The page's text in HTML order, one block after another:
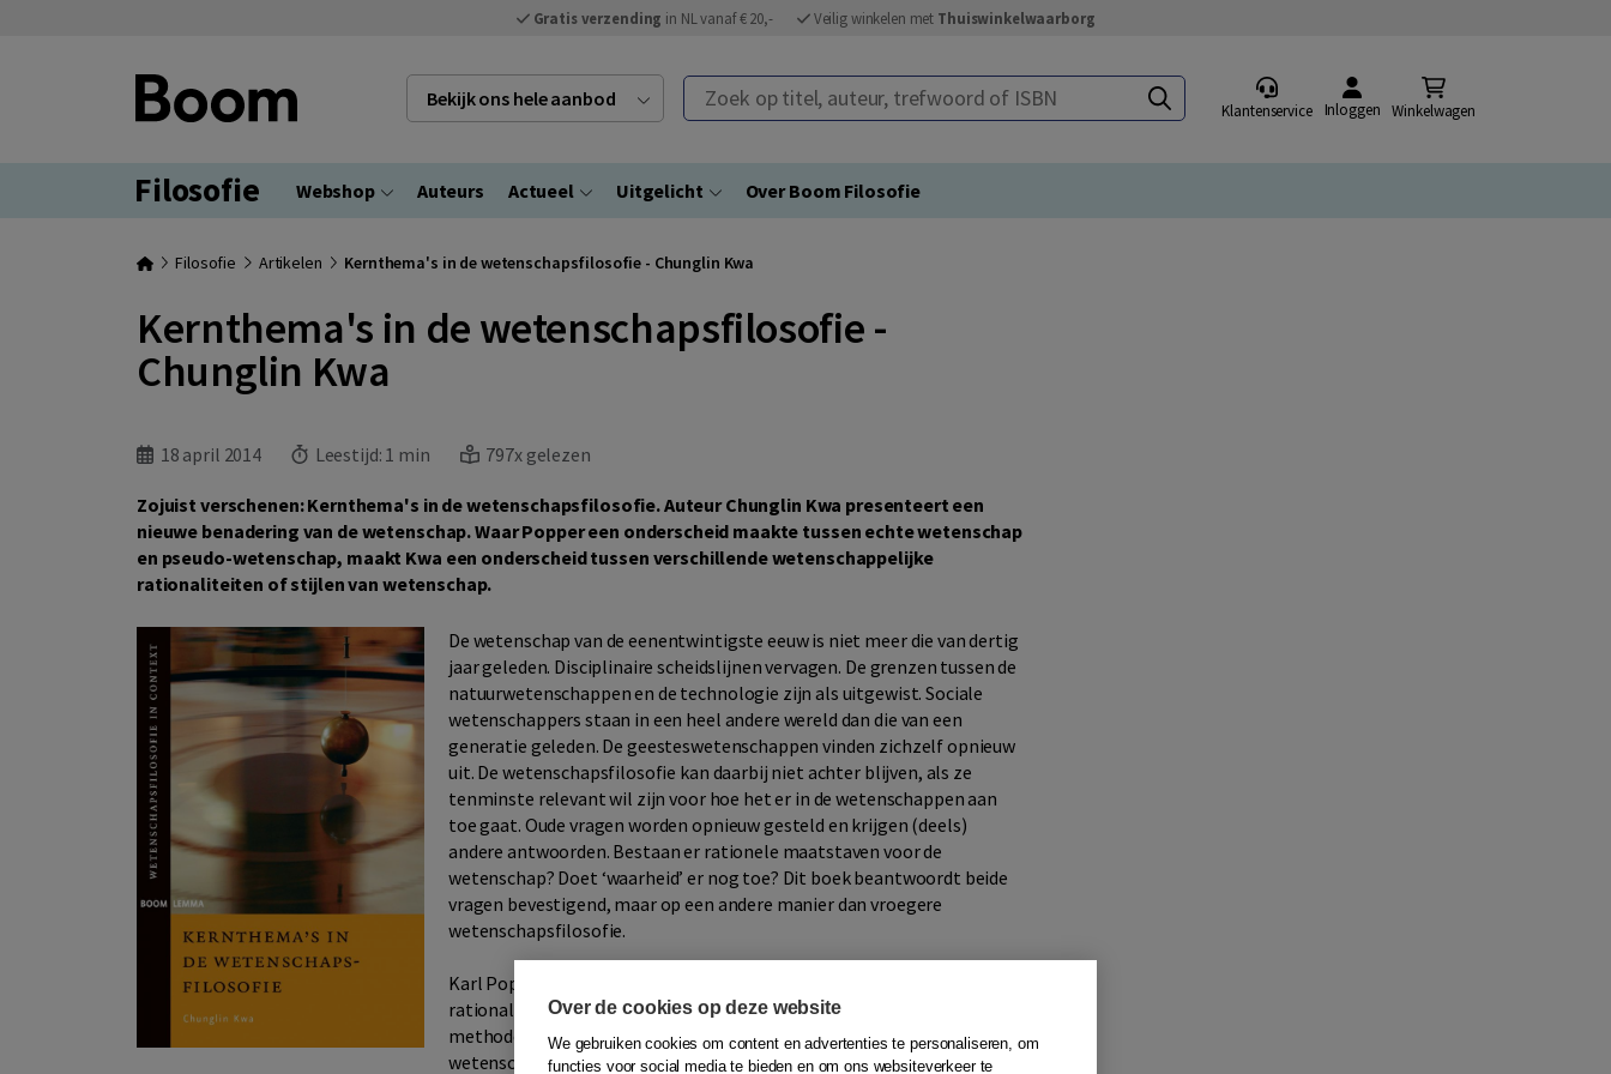
Gratis verzending in NL vanaf € 20,- Veilig winkelen met Thuiswinkelwaarborg
Bekijk ons hele aanbod Zoek op titel, auteur, trefwoord of ISBN
Klantenservice Inloggen Winkelwagen
Filosofie Webshop Auteurs Actueel Uitgelicht Over Boom Filosofie
Filosofie Artikelen Kernthema's in de wetenschapsfilosofie - Chunglin Kwa
Kernthema's in de wetenschapsfilosofie -
Chunglin Kwa
18 april 2014 Leestijd: 1 min 797x gelezen
Zojuist verschenen: Kernthema's in de wetenschapsfilosofie. Auteur Chunglin Kwa presenteert een
nieuwe benadering van de wetenschap. Waar Popper een onderscheid maakte tussen echte wetenschap
en pseudo-wetenschap, maakt Kwa een onderscheid tussen verschillende wetenschappelijke
rationaliteiten of stijlen van wetenschap.
De wetenschap van de eenentwintigste eeuw is niet meer die van dertig
jaar geleden. Disciplinaire scheidslijnen vervagen. De grenzen tussen de
natuurwetenschappen en de technologie zijn als uitgewist. Sociale
wetenschappers staan in een heel andere wereld dan die van een
generatie geleden. De geesteswetenschappen vinden zichzelf opnieuw
uit. De wetenschapsfilosofie kan daarbij niet achter blijven, als ze
tenminste relevant wil zijn voor hoe het er in de wetenschappen aan
toe gaat. Oude vragen worden opnieuw gesteld en krijgen (deels)
andere antwoorden. Bestaan er rationele maatstaven voor de
wetenschap? Doet ‘waarheid’ er nog toe? Dit boek beantwoordt beide
vragen bevestigend, maar op een andere manier dan vroegere
wetenschapsfilosofie.
Karl Popper, de grote wetenschapsfilosoof van de twintigste eeuw, zag
rationaliteit en waarheid belichaamd in ‘de’ wetenschappelijke
methode. Dit boek poneert het bestaan van veel meer
wetenschappelijke rationaliteiten. Deze rationaliteiten, of stijlen van
Over de cookies op deze website
We gebruiken cookies om content en advertenties te personaliseren, om
functies voor social media te bieden en om ons websiteverkeer te